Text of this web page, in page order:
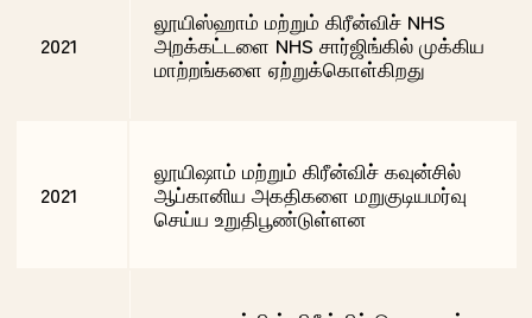
2021
லூயிஸ்ஹாம் மற்றும் கிரீன்விச் NHS
அறக்கட்டளை NHS சார்ஜிங்கில் முக்கிய
மாற்றங்களை ஏற்றுக்கொள்கிறது
2021
லூயிஷாம் மற்றும் கிரீன்விச் கவுன்சில்
ஆப்கானிய அகதிகளை மறுகுடியமர்வு
செய்ய உறுதிபூண்டுள்ளன